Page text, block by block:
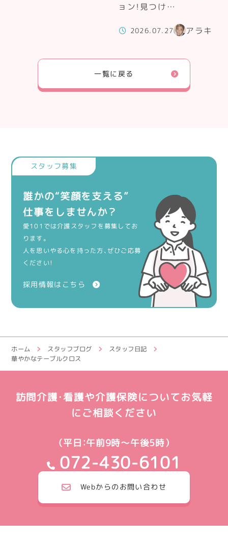
ョン！見つけ…
2026.07.27 アラキ
一覧に戻る
誰かの“笑顔を支える”
仕事をしませんか？
愛101では介護スタッフを募集してお
ります。
人を思いやる心を持った方、ぜひご応募
ください！
採用情報はこちら
ホーム スタッフブログ
スタッフ日記
華やかなテーブルクロス
訪問介護・看護や介護保険についてお気軽
にご相談ください
（平日：午前9時～午後5時）
072-430-6101
Webからのお問い合わせ